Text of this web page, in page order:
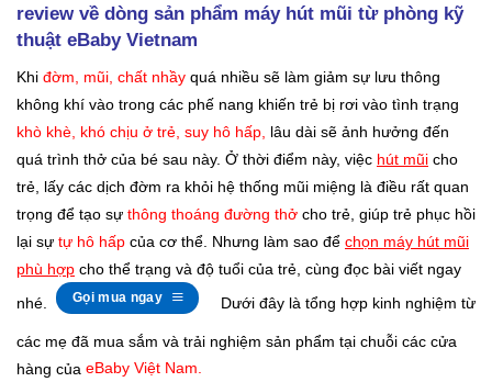
review về dòng sản phẩm máy hút mũi từ phòng kỹ
thuật eBaby Vietnam
Khi đờm, mũi, chất nhầy quá nhiều sẽ làm giảm sự lưu thông
không khí vào trong các phế nang khiến trẻ bị rơi vào tình trạng
khò khè, khó chịu ở trẻ, suy hô hấp, lâu dài sẽ ảnh hưởng đến
quá trình thở của bé sau này. Ở thời điểm này, việc hút mũi cho
trẻ, lấy các dịch đờm ra khỏi hệ thống mũi miệng là điều rất quan
trọng để tạo sự thông thoáng đường thở cho trẻ, giúp trẻ phục hồi
lại sự tự hô hấp của cơ thể. Nhưng làm sao để chọn máy hút mũi
phù hợp cho thể trạng và độ tuổi của trẻ, cùng đọc bài viết ngay
nhé.
Gọi mua ngay Dưới đây là tổng hợp kinh nghiệm từ
các mẹ đã mua sắm và trải nghiệm sản phẩm tại chuỗi các cửa
hàng của eBaby Việt Nam.